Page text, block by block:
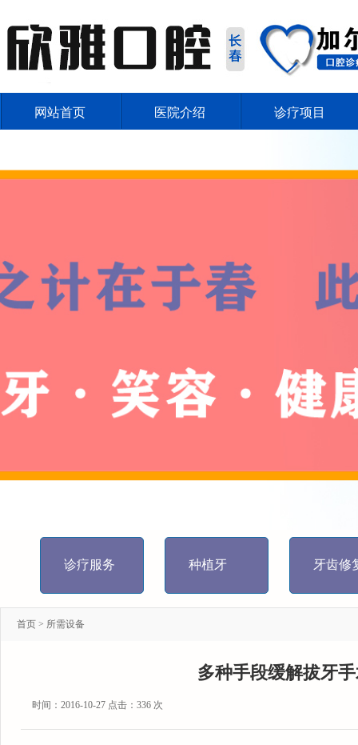
网站首页 医院介绍 诊疗项目
诊疗服务 种植牙 牙齿修
首页 > 所需设备
多种手段缓解拔牙
时间：2016-10-27 点击： 336 次